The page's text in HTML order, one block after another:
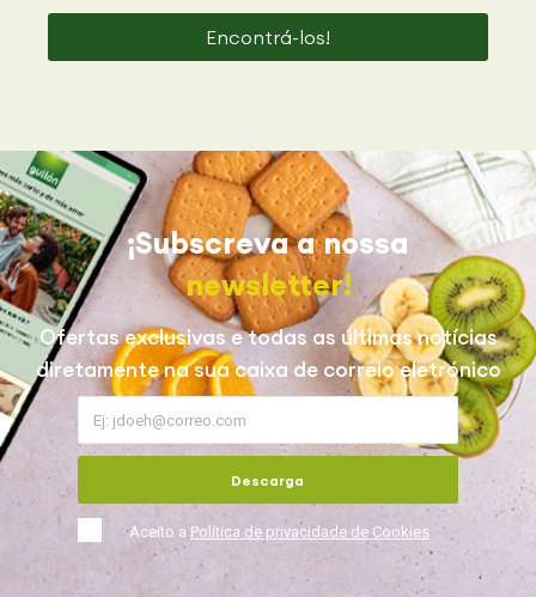
Encontrá-los!
¡Subscreva a nossa
newsletter!
Ofertas exclusivas e todas as últimas notícias
diretamente na sua caixa de correio eletrónico
Aceito a Política de privacidade de Cookies
Descarga